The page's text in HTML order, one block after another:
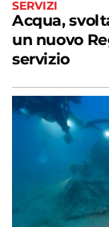
SERVIZI
Acqua,
un nuovo
servizio